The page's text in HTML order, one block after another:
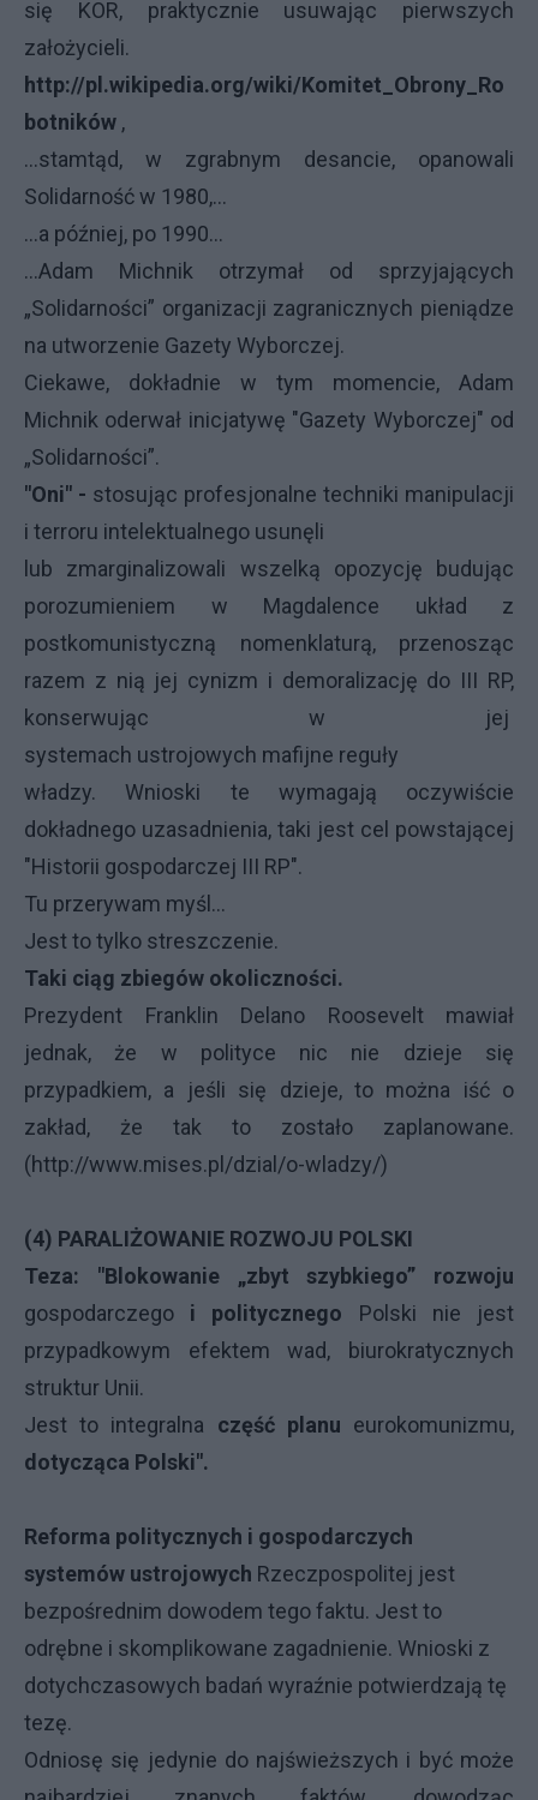
się KOR, praktycznie usuwając pierwszych
założycieli.
http://pl.wikipedia.org/wiki/Komitet_Obrony_Ro
botników ,
...stamtąd, w zgrabnym desancie, opanowali
Solidarność w 1980,...
...a później, po 1990...
...Adam Michnik otrzymał od sprzyjających
„Solidarności” organizacji zagranicznych pieniądze
na utworzenie Gazety Wyborczej.
Ciekawe, dokładnie w tym momencie, Adam
Michnik oderwał inicjatywę "Gazety Wyborczej" od
„Solidarności”.
"Oni" - stosując profesjonalne techniki manipulacji
i terroru intelektualnego usunęli
lub zmarginalizowali wszelką opozycję budując
porozumieniem w Magdalence układ z
postkomunistyczną nomenklaturą, przenosząc
razem z nią jej cynizm i demoralizację do III RP,
konserwując w jej
systemach ustrojowych mafijne reguły
władzy. Wnioski te wymagają oczywiście
dokładnego uzasadnienia, taki jest cel powstającej
"Historii gospodarczej III RP".
Tu przerywam myśl...
Jest to tylko streszczenie.
Taki ciąg zbiegów okoliczności.
Prezydent Franklin Delano Roosevelt mawiał
jednak, że w polityce nic nie dzieje się
przypadkiem, a jeśli się dzieje, to można iść o
zakład, że tak to zostało zaplanowane.
(http://www.mises.pl/dzial/o-wladzy/)
(4) PARALIŻOWANIE ROZWOJU POLSKI
Teza:
"Blokowanie „zbyt szybkiego” rozwoju
gospodarczego i politycznego Polski nie jest
przypadkowym efektem wad, biurokratycznych
struktur Unii.
Jest to integralna część planu eurokomunizmu,
dotycząca Polski".
Reforma politycznych i gospodarczych
systemów ustrojowych Rzeczpospolitej jest
bezpośrednim dowodem tego faktu. Jest to
odrębne i skomplikowane zagadnienie. Wnioski z
dotychczasowych badań wyraźnie potwierdzają tę
tezę.
Odniosę się jedynie do najświeższych i być może